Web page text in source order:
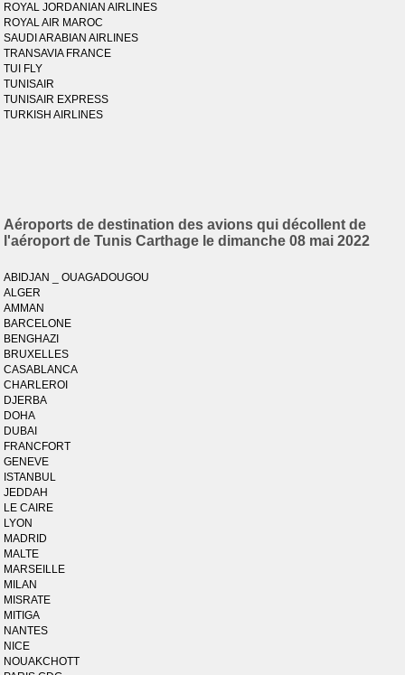
ROYAL JORDANIAN AIRLINES
ROYAL AIR MAROC
SAUDI ARABIAN AIRLINES
TRANSAVIA FRANCE
TUI FLY
TUNISAIR
TUNISAIR EXPRESS
TURKISH AIRLINES
Aéroports de destination des avions qui décollent de
l'aéroport de Tunis Carthage le dimanche 08 mai 2022
ABIDJAN _ OUAGADOUGOU
ALGER
AMMAN
BARCELONE
BENGHAZI
BRUXELLES
CASABLANCA
CHARLEROI
DJERBA
DOHA
DUBAI
FRANCFORT
GENEVE
ISTANBUL
JEDDAH
LE CAIRE
LYON
MADRID
MALTE
MARSEILLE
MILAN
MISRATE
MITIGA
NANTES
NICE
NOUAKCHOTT